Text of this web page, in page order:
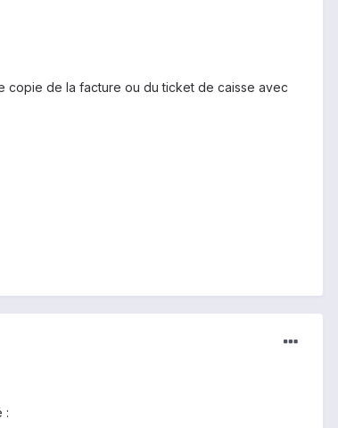
copie de la facture ou du ticket de caisse avec
: